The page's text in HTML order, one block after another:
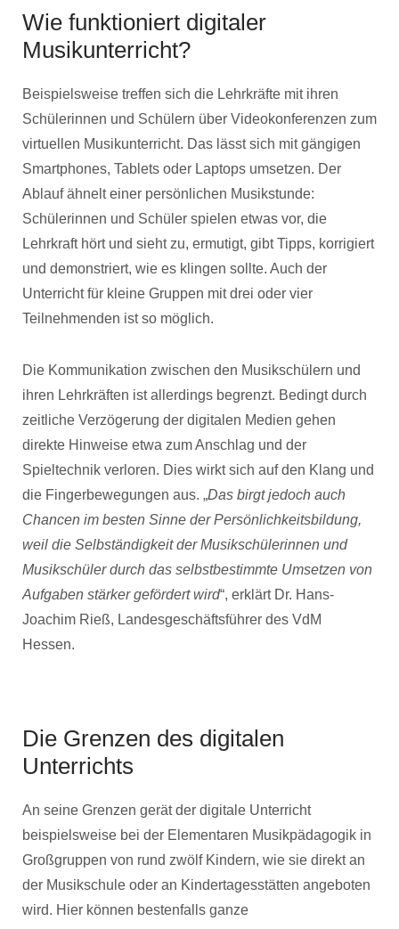
Wie funktioniert digitaler
Musikunterricht?
Beispielsweise treffen sich die Lehrkräfte mit ihren
Schülerinnen und Schülern über Videokonferenzen zum
virtuellen Musikunterricht. Das lässt sich mit gängigen
Smartphones, Tablets oder Laptops umsetzen. Der
Ablauf ähnelt einer persönlichen Musikstunde:
Schülerinnen und Schüler spielen etwas vor, die
Lehrkraft hört und sieht zu, ermutigt, gibt Tipps, korrigiert
und demonstriert, wie es klingen sollte. Auch der
Unterricht für kleine Gruppen mit drei oder vier
Teilnehmenden ist so möglich.
Die Kommunikation zwischen den Musikschülern und
ihren Lehrkräften ist allerdings begrenzt. Bedingt durch
zeitliche Verzögerung der digitalen Medien gehen
direkte Hinweise etwa zum Anschlag und der
Spieltechnik verloren. Dies wirkt sich auf den Klang und
die Fingerbewegungen aus. „Das birgt jedoch auch
Chancen im besten Sinne der Persönlichkeitsbildung,
weil die Selbständigkeit der Musikschülerinnen und
Musikschüler durch das selbstbestimmte Umsetzen von
Aufgaben stärker gefördert wird“, erklärt Dr. Hans-
Joachim Rieß, Landesgeschäftsführer des VdM
Hessen.
Die Grenzen des digitalen
Unterrichts
An seine Grenzen gerät der digitale Unterricht
beispielsweise bei der Elementaren Musikpädagogik in
Großgruppen von rund zwölf Kindern, wie sie direkt an
der Musikschule oder an Kindertagesstätten angeboten
wird. Hier können bestenfalls ganze